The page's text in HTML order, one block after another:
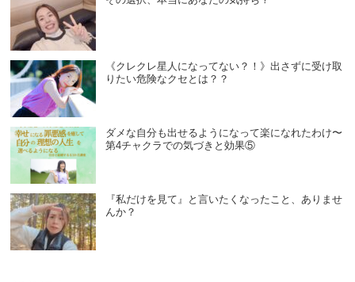
《クレクレ星人になってない？！》出さずに受け取
りたい危険なクセとは？？
ダメな自分も出せるようになって楽になれたわけ〜
第4チャクラでの気づきと効果⑤
『私だけを見て』と言いたくなったこと、ありませ
んか？